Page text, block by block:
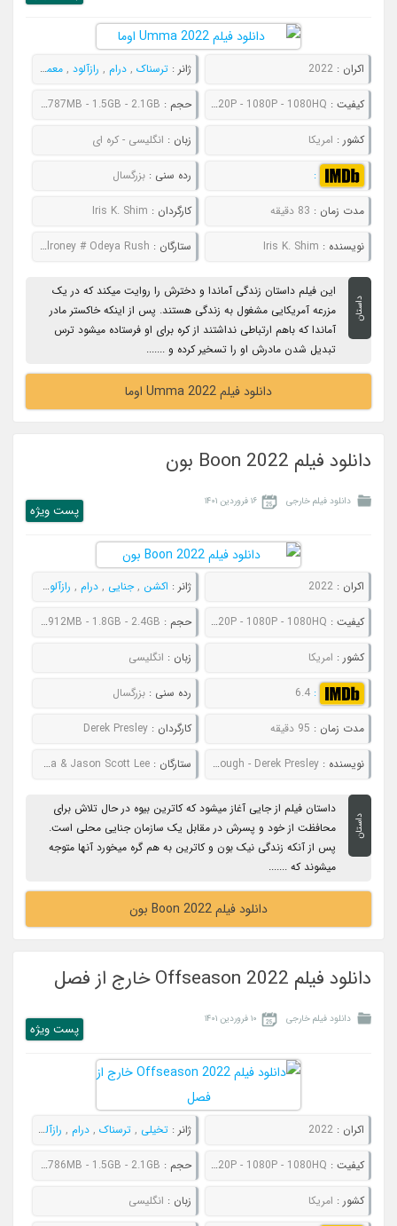
اکران :2022 ژانر : ترسناک , درام , رازآلود , معمایی
کیفیت : 480P - 720P - 1080P - 1080HQ حجم : 552MB - 787MB - 1.5GB - 2.1GB
کشور : امریکا زبان : انگلیسی - کره ای
: رده سنی : بزرگسال
مدت زمان : 83 دقیقه کارگردان : Iris K. Shim
نویسنده : Iris K. Shim ستارگان : Sandra Oh # Fivel Stewart # Dermot Mulroney # Odeya Rush
داستان
این فیلم داستان زندگی آماندا و دخترش را روایت میکند که در یک
مزرعه آمریکایی مشغول به زندگی هستند. پس از اینکه خاکستر مادر
آماندا که باهم ارتباطی نداشتند از کره برای او فرستاده میشود ترس
تبدیل شدن مادرش او را تسخیر کرده و .......
دانلود فیلم Umma 2022 اوما
دانلود فیلم Boon 2022 بون
دانلود فیلم خارجی ۱۶ فروردین ۱۴۰۱
پست ويژه
اکران :2022 ژانر : اکشن ,جنایی , درام , رازآلود ,
کیفیت : 480P - 720P - 1080P - 1080HQ حجم : 642MB - 912MB - 1.8GB - 2.4GB
کشور : امریکا زبان : انگلیسی
:
6.4 رده سنی : بزرگسال
مدت زمان : 95 دقیقه کارگردان : Derek Presley
نویسنده :Neal McDonough - Derek Presley ستارگان : Neal McDonough & Tommy Flanagan & Christina Ochoa & Jason Scott Lee
داستان
داستان فیلم از جایی آغاز میشود که کاترین بیوه در حال تلاش برای
محافظت از خود و پسرش در مقابل یک سازمان جنایی محلی است.
پس از آنکه زندگی نیک بون و کاترین به هم گره میخورد آنها متوجه
میشوند که .......
دانلود فیلم Boon 2022 بون
دانلود فیلم Offseason 2022 خارج از فصل
دانلود فیلم خارجی ۱۰ فروردین ۱۴۰۱
پست ويژه
اکران :2022 ژانر : تخیلی , ترسناک , درام , رازآلود
کیفیت : 480P - 720P - 1080P - 1080HQ حجم : 553MB - 786MB - 1.5GB - 2.1GB
کشور : امریکا زبان : انگلیسی